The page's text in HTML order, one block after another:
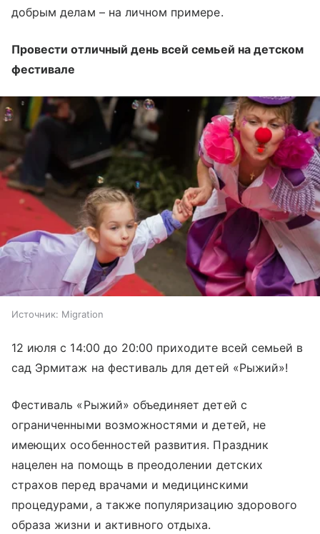
добрым делам – на личном примере.
Провести отличный день всей семьей на детском
фестивале
Источник: Migration
12 июля с 14:00 до 20:00 приходите всей семьей в
сад Эрмитаж на фестиваль для детей «Рыжий»!
Фестиваль «Рыжий» объединяет детей с
ограниченными возможностями и детей, не
имеющих особенностей развития. Праздник
нацелен на помощь в преодолении детских
страхов перед врачами и медицинскими
процедурами, а также популяризацию здорового
образа жизни и активного отдыха.